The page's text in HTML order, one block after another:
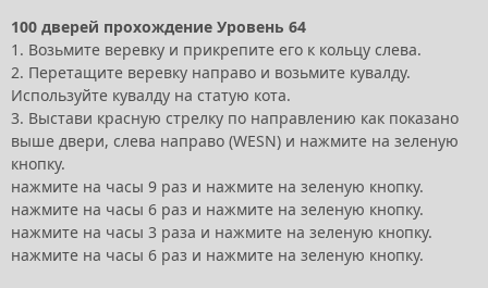
100 дверей прохождение Уровень 64
1. Возьмите веревку и прикрепите его к кольцу слева.
2. Перетащите веревку направо и возьмите кувалду.
Используйте кувалду на статую кота.
3. Выстави красную стрелку по направлению как показано
выше двери, слева направо (WESN) и нажмите на зеленую
кнопку.
нажмите на часы 9 раз и нажмите на зеленую кнопку.
нажмите на часы 6 раз и нажмите на зеленую кнопку.
нажмите на часы 3 раза и нажмите на зеленую кнопку.
нажмите на часы 6 раз и нажмите на зеленую кнопку.